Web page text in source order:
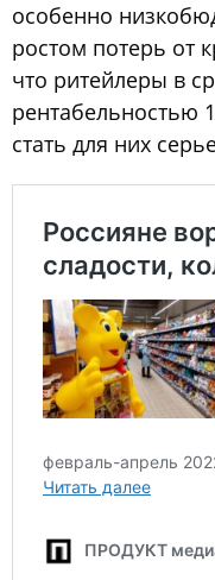
особенно
ростом потерь от
что ритейлеры в
рентабельностью
стать для них